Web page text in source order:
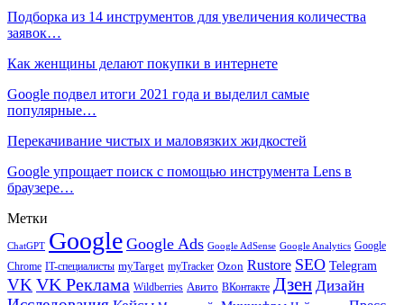
Подборка из 14 инструментов для увеличения количества
заявок…
Как женщины делают покупки в интернете
Google подвел итоги 2021 года и выделил самые
популярные…
Перекачивание чистых и маловязких жидкостей
Google упрощает поиск c помощью инструмента Lens в
браузере…
Метки
ChatGPT Google Google Ads Google AdSense Google Analytics Google
Chrome IT-специалисты myTarget myTracker Ozon Rustore SEO Telegram
VKVK Реклама Wildberries Авито ВКонтакте Дзен Дизайн